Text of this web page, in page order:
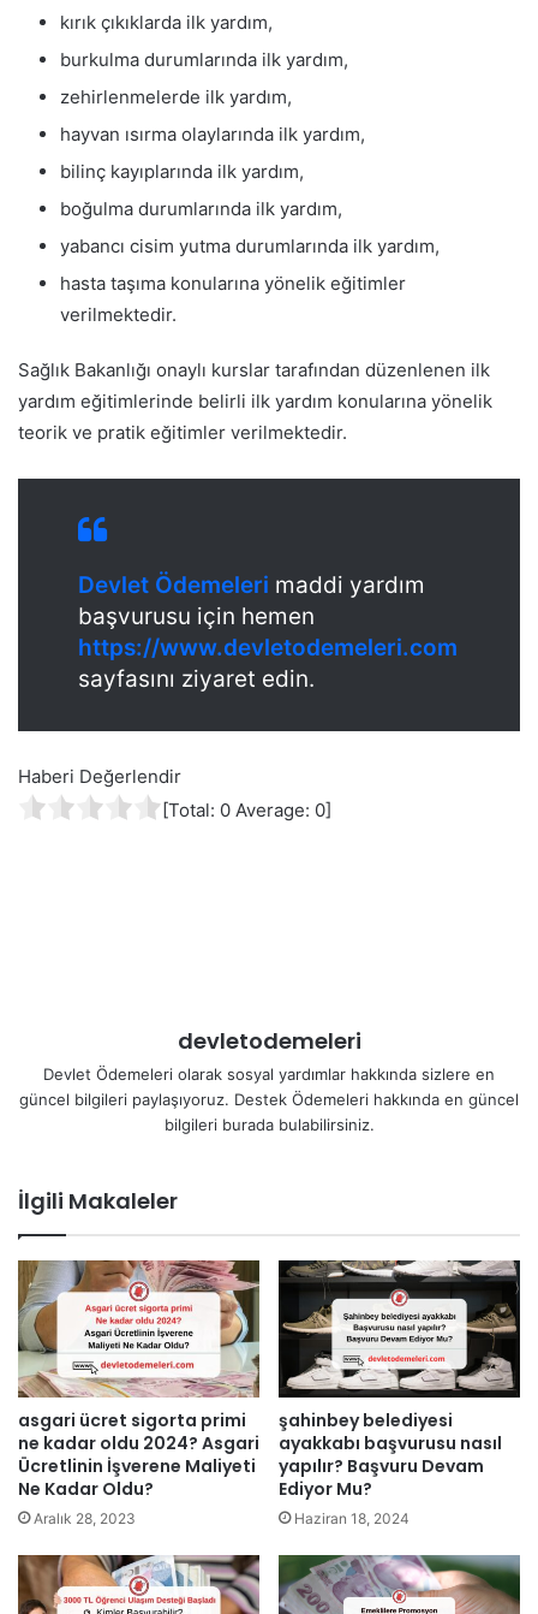
kırık çıkıklarda ilk yardım,
burkulma durumlarında ilk yardım,
zehirlenmelerde ilk yardım,
hayvan ısırma olaylarında ilk yardım,
bilinç kayıplarında ilk yardım,
boğulma durumlarında ilk yardım,
yabancı cisim yutma durumlarında ilk yardım,
hasta taşıma konularına yönelik eğitimler
verilmektedir.
Sağlık Bakanlığı onaylı kurslar tarafından düzenlenen ilk
yardım eğitimlerinde belirli ilk yardım konularına yönelik
teorik ve pratik eğitimler verilmektedir.
Devlet Ödemeleri maddi yardım
başvurusu için hemen
https://www.devletodemeleri.com
sayfasını ziyaret edin.
Haberi Değerlendir
[Total: 0 Average: 0]
devletodemeleri
Devlet Ödemeleri olarak sosyal yardımlar hakkında sizlere en
güncel bilgileri paylaşıyoruz. Destek Ödemeleri hakkında en güncel
bilgileri burada bulabilirsiniz.
İlgili Makaleler
asgari ücret sigorta primi
ne kadar oldu 2024? Asgari
Ücretlinin İşverene Maliyeti
Ne Kadar Oldu?
Aralık 28, 2023
şahinbey belediyesi
ayakkabı başvurusu nasıl
yapılır? Başvuru Devam
Ediyor Mu?
Haziran 18, 2024